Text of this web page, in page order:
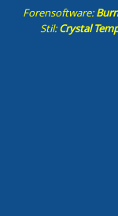
Forensoftware:
Stil:Crystal